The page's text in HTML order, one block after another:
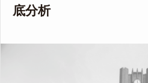
底分析